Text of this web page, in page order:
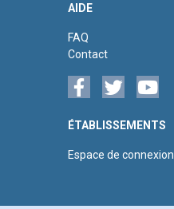
AIDE
FAQ
Contact
ÉTABLISSEMENTS
Espace de connexion